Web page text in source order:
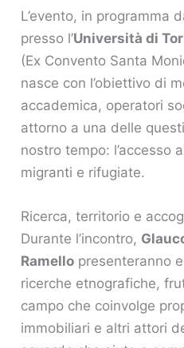
L’evento, in programma
presso l’Università di
(Ex Convento Santa
nasce con l’obiettivo di
accademica, operatori
attorno a una delle
nostro tempo: l’accesso
migranti e rifugiate.
Ricerca, territorio e
Durante l’incontro,
Ramello presenteranno
ricerche etnografiche,
campo che coinvolge
immobiliari e altri attori